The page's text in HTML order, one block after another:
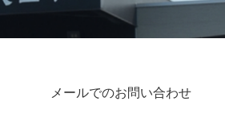
メールでのお問い合わせ